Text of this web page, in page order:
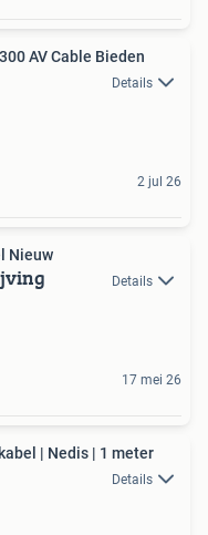
Canon AVC-DC300 AV Cable Bieden
Details
2 jul 26
Nieuw
Details
17 mei 26
| Nedis | 1 meter
Details